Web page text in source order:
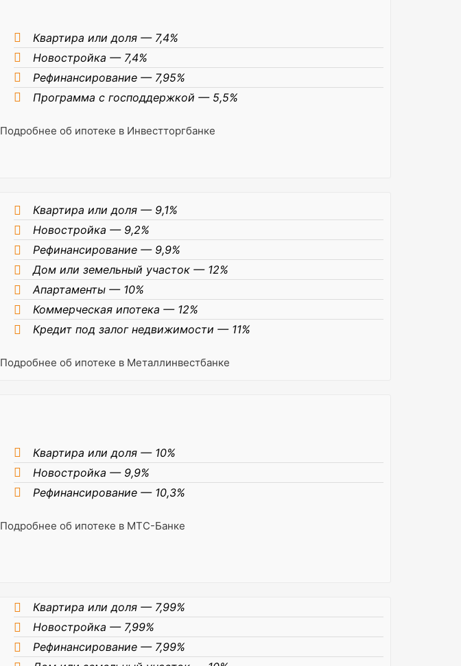
Квартира или доля — 7,4%
Новостройка — 7,4%
Рефинансирование — 7,95%
Программа с господдержкой — 5,5%
Подробнее об ипотеке в Инвестторгбанке
Квартира или доля — 9,1%
Новостройка — 9,2%
Рефинансирование — 9,9%
Дом или земельный участок — 12%
Апартаменты — 10%
Коммерческая ипотека — 12%
Кредит под залог недвижимости — 11%
Подробнее об ипотеке в Металлинвестбанке
Квартира или доля — 10%
Новостройка — 9,9%
Рефинансирование — 10,3%
Подробнее об ипотеке в МТС-Банке
Квартира или доля — 7,99%
Новостройка — 7,99%
Рефинансирование — 7,99%